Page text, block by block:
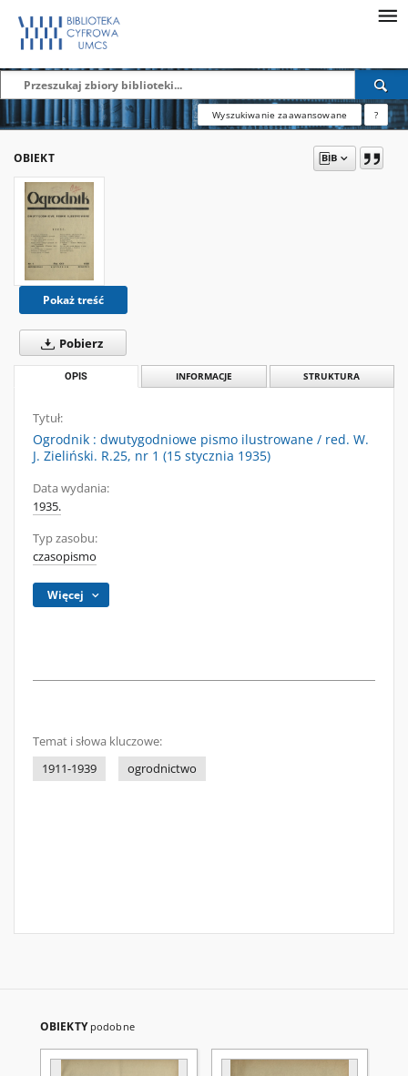
Wyszukiwanie zaawansowane ?
OBIEKT
Pokaż treść
Pobierz
OPIS INFORMACJE STRUKTURA
Tytuł:
Ogrodnik : dwutygodniowe pismo ilustrowane / red. W.
J. Zieliński. R.25, nr 1 (15 stycznia 1935)
Data wydania:
1935.
Typ zasobu:
czasopismo
Więcej
Temat i słowa kluczowe:
1911-1939
ogrodnictwo
OBIEKTY podobne